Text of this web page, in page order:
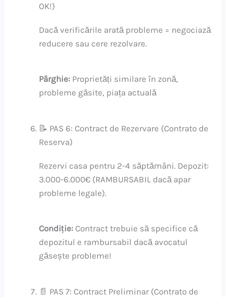
OK!)
Dacă verificările arată probleme = negociază
reducere sau cere rezolvare.
Pârghie: Proprietăți similare în zonă,
probleme găsite, piața actuală
📝 PAS 6: Contract de Rezervare (Contrato de
Reserva)
Rezervi casa pentru 2-4 săptămâni. Depozit:
3.000-6.000€ (RAMBURSABIL dacă apar
probleme legale).
Condiție: Contract trebuie să specifice că
depozitul e rambursabil dacă avocatul
găsește probleme!
📄 PAS 7: Contract Preliminar (Contrato de